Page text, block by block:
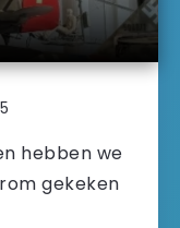
hebben we
gekeken